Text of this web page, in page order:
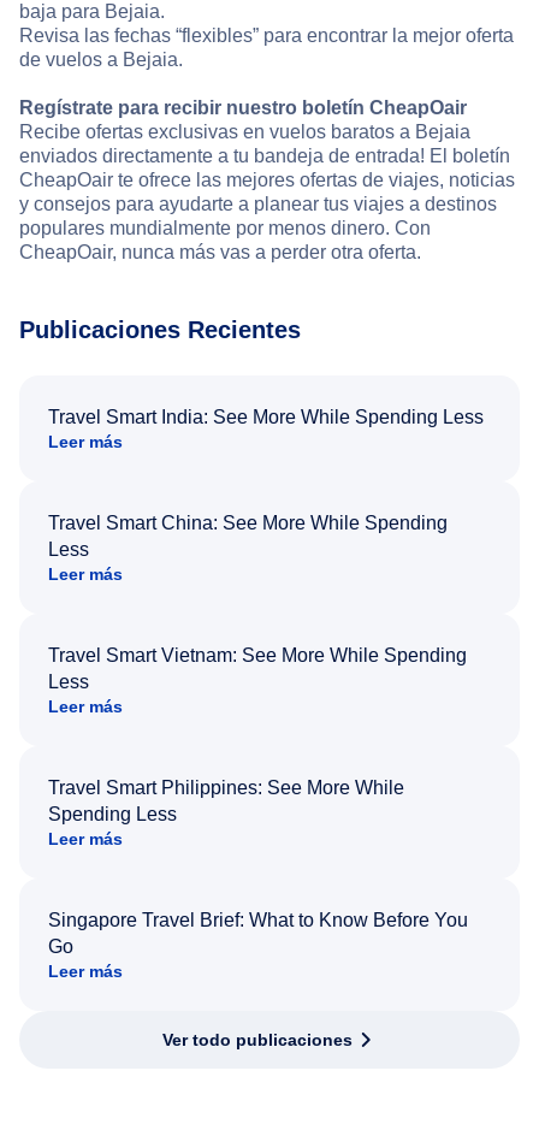
baja para Bejaia.
Revisa las fechas “flexibles” para encontrar la mejor oferta
de vuelos a Bejaia.
Regístrate para recibir nuestro boletín CheapOair
Recibe ofertas exclusivas en vuelos baratos a Bejaia
enviados directamente a tu bandeja de entrada! El boletín
CheapOair te ofrece las mejores ofertas de viajes, noticias
y consejos para ayudarte a planear tus viajes a destinos
populares mundialmente por menos dinero. Con
CheapOair, nunca más vas a perder otra oferta.
Publicaciones Recientes
Travel Smart India: See More While Spending Less
Leer más
Travel Smart China: See More While Spending
Less
Leer más
Travel Smart Vietnam: See More While Spending
Less
Leer más
Travel Smart Philippines: See More While
Spending Less
Leer más
Singapore Travel Brief: What to Know Before You
Go
Leer más
Ver todo publicaciones